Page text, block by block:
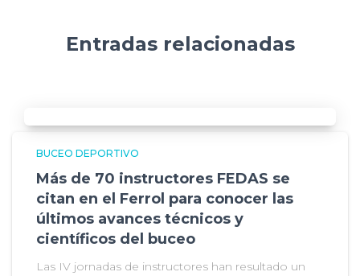
Entradas relacionadas
BUCEO DEPORTIVO
Más de 70 instructores FEDAS se
citan en el Ferrol para conocer las
últimos avances técnicos y
científicos del buceo
Las IV jornadas de instructores han resultado un